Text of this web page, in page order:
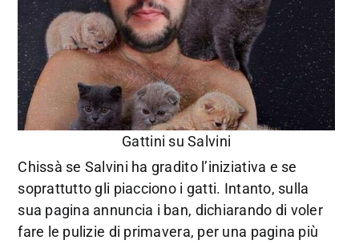
Gattini su Salvini
Chissà se Salvini ha gradito l’iniziativa e se
soprattutto gli piacciono i gatti. Intanto, sulla
sua pagina annuncia i ban, dichiarando di voler
fare le pulizie di primavera, per una pagina più